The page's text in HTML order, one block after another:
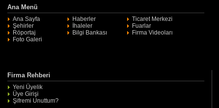
Ana Menü
Ana Sayfa Haberler
Ticaret Merkezi
Şehirler
İhaleler
Fuarlar
Röportaj
Bilgi Bankası
Firma Videoları
Foto Galeri
Firma Rehberi
Yeni Üyelik
Üye Girişi
Şifremi Unuttum?